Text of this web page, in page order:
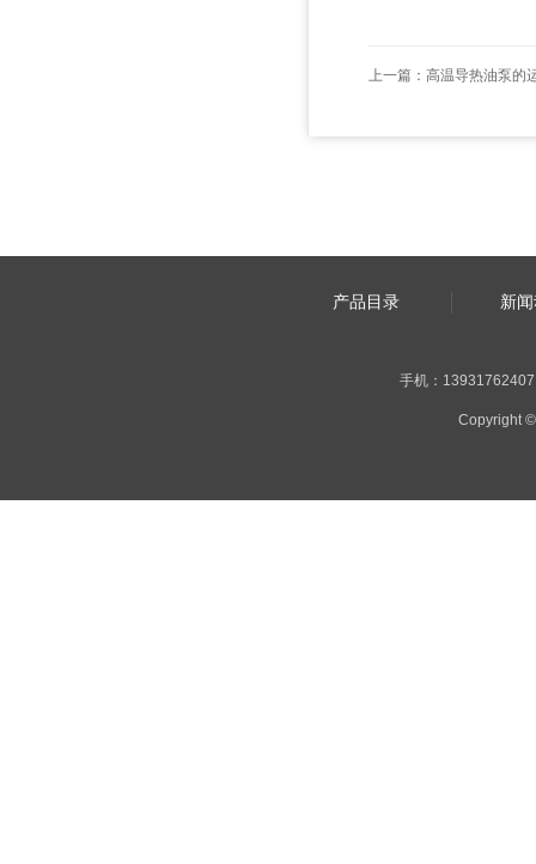
上一篇： 高温导热油泵的
产品目录 新
手机：
Copyright